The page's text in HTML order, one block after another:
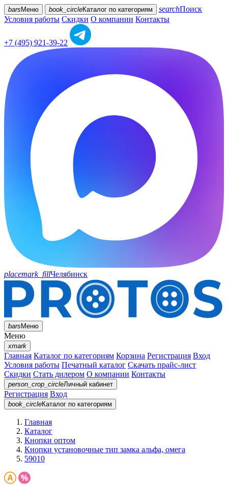
bars Меню book_circleКаталог по категориям searchПоиск
Условия работы Скидки О компании Контакты
+7 (495) 921-39-22
placemark_fillЧелябинск
barsМеню
Меню
xmark
Главная Каталог по категориям Корзина Регистрация Вход
Условия работы Печатный каталог Скачать прайс-лист
Скидки Стать дилером О компании Контакты
person_crop_circleЛичный кабинет
Регистрация Вход
book_circleКаталог по категориям
Главная
Каталог
Кнопки оптом
Кнопки установочные тип замка альфа, омега
59010